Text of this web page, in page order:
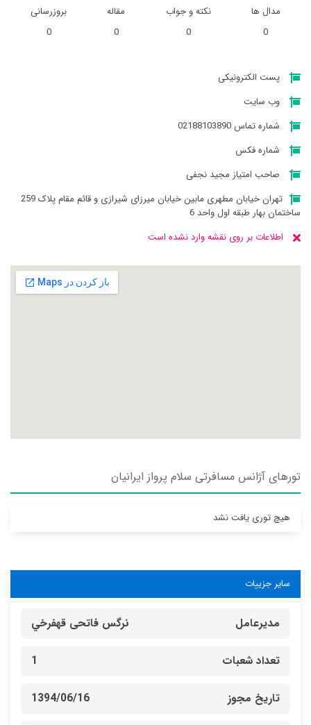
مدال ها
0
نکته و جواب
0
مقاله
0
بروزرسانی
0
پست الکترونیکی
وب سایت
شماره تماس 02188103890
شماره فکس
صاحب امتیاز مجید نجفی
تهران خیابان مطهری مابین خیابان میرزای شیرازی و قائم مقام پلاک 259
ساختمان بهار طبقه اول واحد 6
اطلاعات بر روی نقشه وارد نشده است
تورهای آژانس مسافرتی سلام پرواز ايرانيان
هیچ توری یافت نشد
سایر جزییات
مدیرعامل نرگس فاتحی قهفرخي
تعداد شعبات 1
تاریخ مجوز 1394/06/16